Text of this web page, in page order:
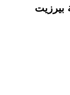
بيرزيت